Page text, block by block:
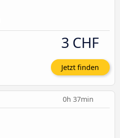
3 CHF
Jetzt finden
0h 37min